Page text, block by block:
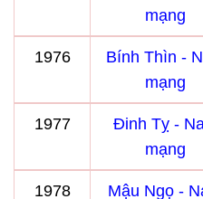
mạng
1976
Bính Thìn -
mạng
1977
Đinh Tỵ -
mạng
1978
Mậu Ngọ -